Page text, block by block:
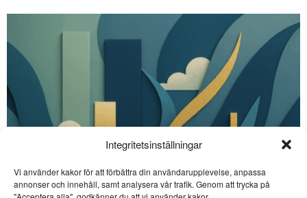
Integritetsinställningar
Vi använder kakor för att förbättra din användarupplevelse, anpassa
annonser och innehåll, samt analysera vår trafik. Genom att trycka på
SE ÄVEN